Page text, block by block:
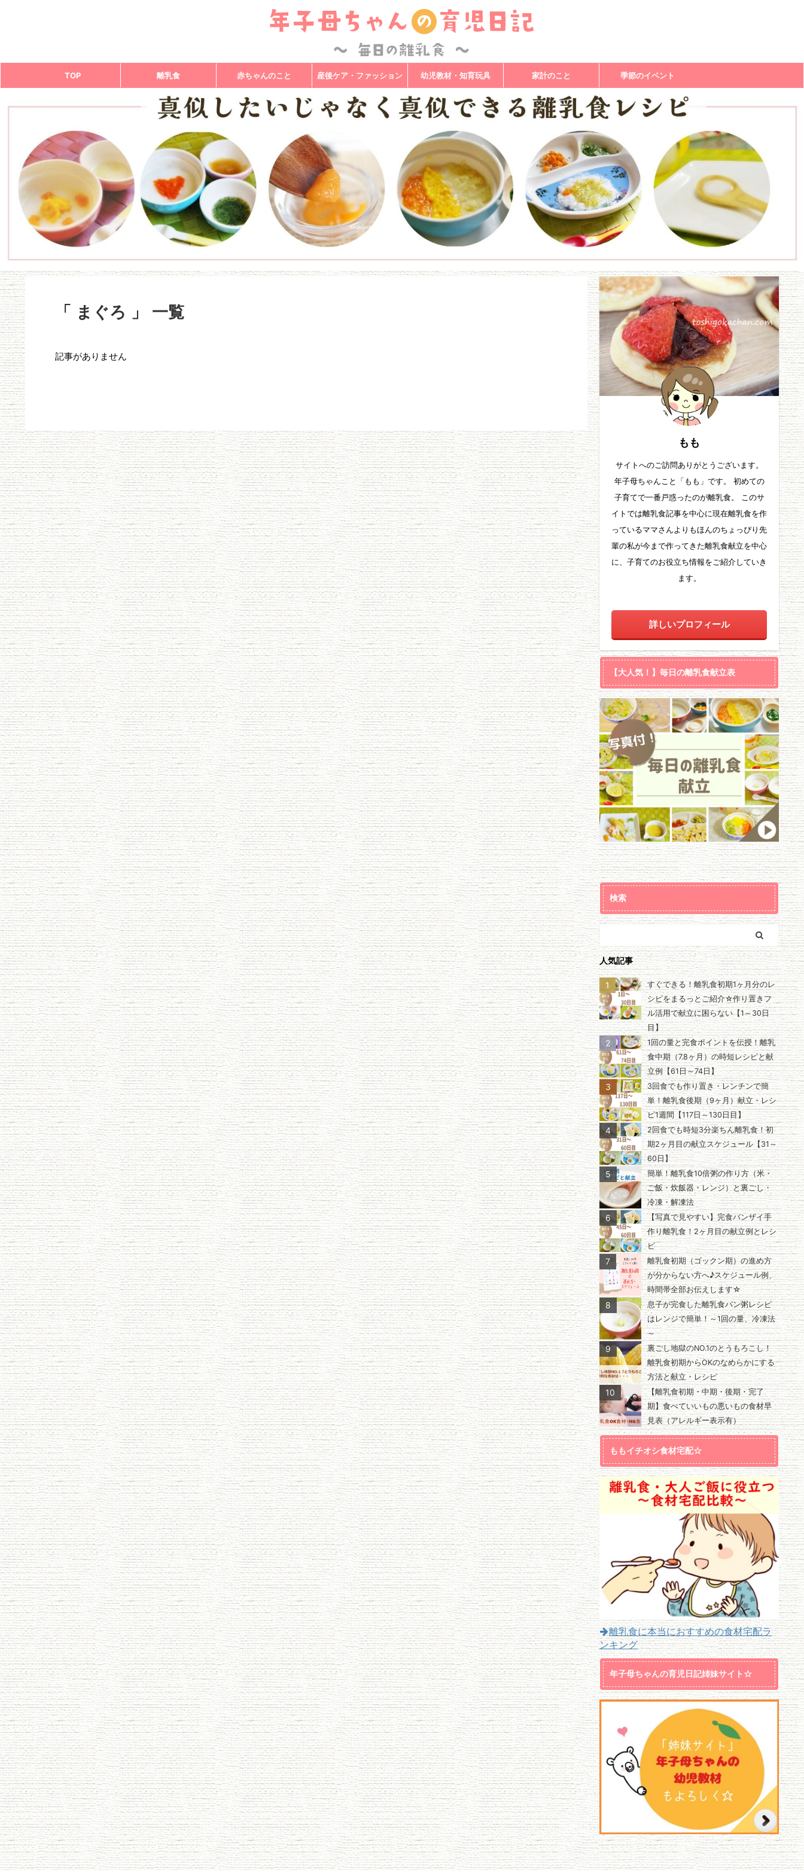
TOP 離乳食 赤ちゃんのこと 産後ケア・ファッション 幼児教材・知育玩具 家計のこと 季節のイベント
「 まぐろ 」 一覧
記事がありません
もも
サイトへのご訪問ありがとうございます。
年子母ちゃんこと「もも」です。 初めての
子育てで一番戸惑ったのが離乳食。 このサ
イトでは離乳食記事を中心に現在離乳食を作
っているママさんよりもほんのちょっぴり先
輩の私が今まで作ってきた離乳食献立を中心
に、子育てのお役立ち情報をご紹介していき
ます。
詳しいプロフィール
【大人気！】毎日の離乳食献立表
検索
人気記事
1
すぐできる！離乳食初期1ヶ月分のレ
シピをまるっとご紹介☆作り置きフ
ル活用で献立に困らない【1～30日
目】
2
1回の量と完食ポイントを伝授！離乳
食中期（7.8ヶ月）の時短レシピと献
立例【61日～74日】
3
3回食でも作り置き・レンチンで簡
単！離乳食後期（9ヶ月）献立・レシ
ピ1週間【117日～130日目】
4
2回食でも時短3分楽ちん離乳食！初
期2ヶ月目の献立スケジュール【31～
60日】
5
簡単！離乳食10倍粥の作り方（米・
ご飯・炊飯器・レンジ）と裏ごし・
冷凍・解凍法
6
【写真で見やすい】完食バンザイ手
作り離乳食！2ヶ月目の献立例とレシ
ピ
7
離乳食初期（ゴックン期）の進め方
が分からない方へ♪スケジュール例、
時間帯全部お伝えします☆
8
息子が完食した離乳食パン粥レシピ
はレンジで簡単！～1回の量、冷凍法
～
9
裏ごし地獄のNO.1のとうもろこし！
離乳食初期からOKのなめらかにする
方法と献立・レシピ
10
【離乳食初期・中期・後期・完了
期】食べていいもの悪いもの食材早
見表（アレルギー表示有）
ももイチオシ食材宅配☆
離乳食に本当におすすめの食材宅配ラ
ンキング
年子母ちゃんの育児日記姉妹サイト☆